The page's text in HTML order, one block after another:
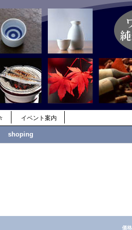
イベント案内
shoping
価格